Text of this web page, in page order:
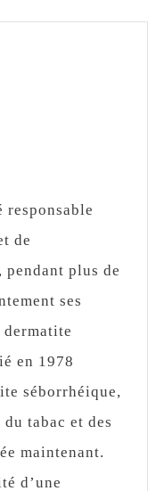
responsable
de
pendant plus de
ses
en 1978
séborrhéique,
tabac et des
maintenant.
d’une